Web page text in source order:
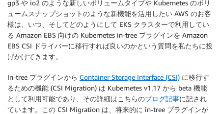
gp3 や io2 のような新しいボリュームタイプや Kubernetes のボリ
ュームスナップショットのような新機能を活用したい AWS のお客
様は、いつ、そしてどのようにして EKS クラスターで利用してい
る Amazon EBS 向けの Kubernetes in-tree プラグインを Amazon
EBS CSI ドライバーに移行すれば良いのかという質問を私たちに投
げかけてきます。
In-tree プラグインから Container Storage Interface (CSI) に移行す
るための機能 (CSI Migration) は Kubernetes v1.17 から beta 機能
として利用可能であり、その詳細はこちらのブログ記事に記され
ています。この CSI Migration は、将来的に in-tree プラグインが